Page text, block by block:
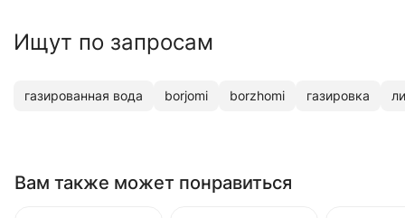
Ищут по запросам
газированная вода borjomi borzhomi газировка
Вам также может понравиться